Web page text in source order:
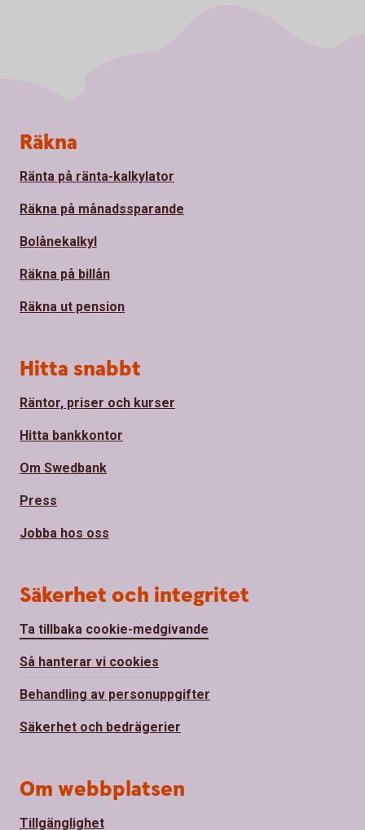
Sidfot
Räkna
Ränta på ränta-kalkylator
Räkna på månadssparande
Bolånekalkyl
Räkna på billån
Räkna ut pension
Hitta snabbt
Räntor, priser och kurser
Hitta bankkontor
Om Swedbank
Press
Jobba hos oss
Säkerhet och integritet
Ta tillbaka cookie-medgivande
Så hanterar vi cookies
Behandling av personuppgifter
Säkerhet och bedrägerier
Om webbplatsen
Tillgänglighet